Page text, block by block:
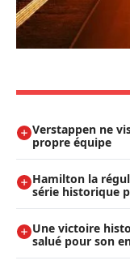
Verstappen ne
propre équipe
Hamilton la
série historique
Une victoire
salué pour son